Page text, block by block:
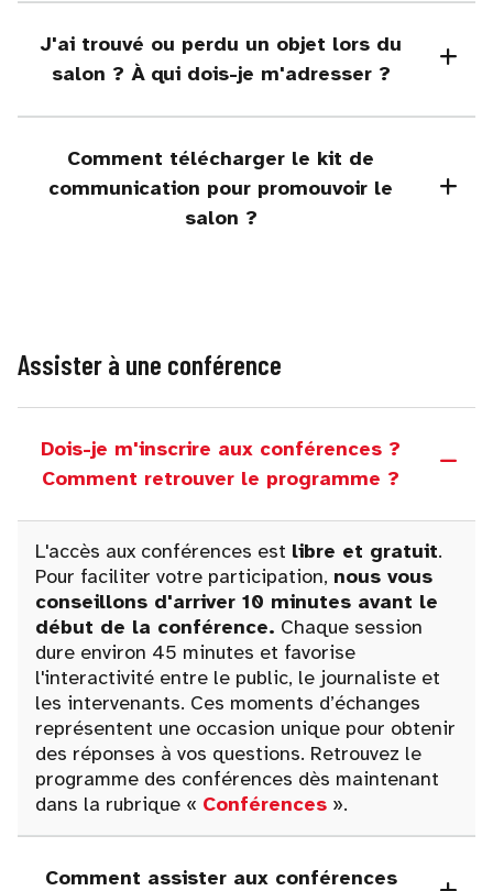
J'ai trouvé ou perdu un objet lors du
salon ? À qui dois-je m'adresser ?
Comment télécharger le kit de
communication pour promouvoir le
salon ?
Assister à une conférence
Dois-je m'inscrire aux conférences ?
Comment retrouver le programme ?
L'accès aux conférences est libre et gratuit.
Pour faciliter votre participation, nous vous
conseillons d'arriver 10 minutes avant le
début de la conférence. Chaque session
dure environ 45 minutes et favorise
l'interactivité entre le public, le journaliste et
les intervenants. Ces moments d’échanges
représentent une occasion unique pour obtenir
des réponses à vos questions. Retrouvez le
programme des conférences dès maintenant
dans la rubrique « Conférences ».
Comment assister aux conférences